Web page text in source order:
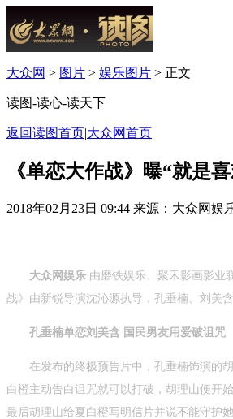
大众网 > 图片 > 娱乐图片 > 正文
读图-读心-读天下
返回读图首页|大众网首页
《单恋大作战》曝“就是
2018年02月23日 09:44 来源：大众网娱
大众网娱乐 由磨铁娱乐、聚禾影画影业
战》由新锐导演沈沁源执导，孔垂楠、刘美
孔垂楠单恋刘美含 国民男友用爱破诅咒
在发布的终极预告片中，孔垂楠饰演的
白橙主动告白诅咒就可以打破，胡理山便开
最后胡理山给夏白橙写明信片并说不能守护